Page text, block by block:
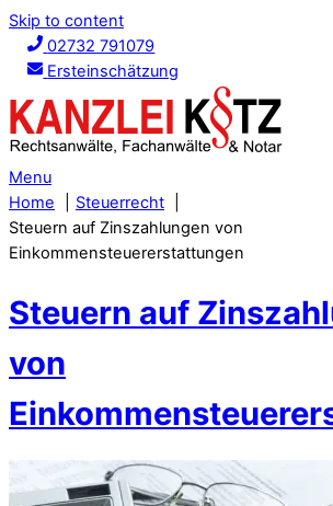
Skip to content
02732 791079
Ersteinschätzung
Menu
Home
Steuerrecht
Steuern auf Zinszahlungen von
Einkommensteuererstattungen
Steuern auf
von